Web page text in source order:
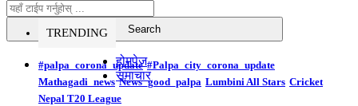
TRENDING
#palpa_corona_update #Palpa_city_corona_update
Mathagadi_news News_good_palpa Lumbini All Stars Cricket
Nepal T20 League
होमपेज
समाचार